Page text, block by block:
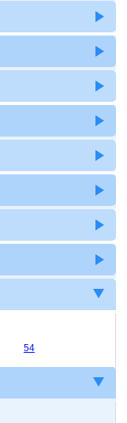
54